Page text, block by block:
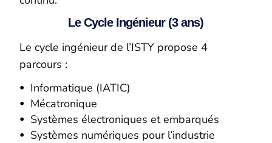
Le Cycle Ingénieur (3 ans)
Le cycle ingénieur de l’ISTY propose 4
parcours :
Informatique (IATIC)
Mécatronique
Systèmes électroniques et embarqués
Systèmes numériques pour l’industrie